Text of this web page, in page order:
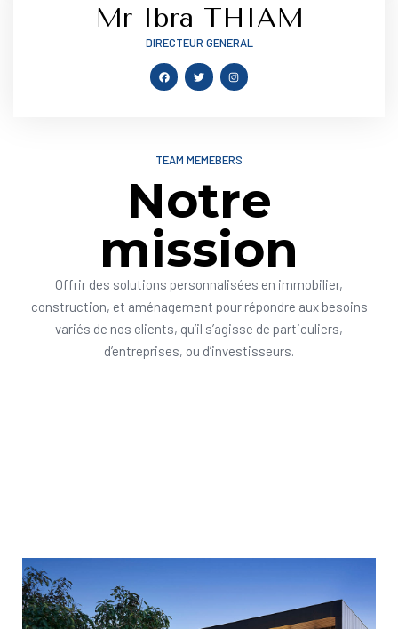
Mr Ibra THIAM
DIRECTEUR GENERAL
TEAM MEMEBERS
Notre
mission
Offrir des solutions personnalisées en immobilier,
construction, et aménagement pour répondre aux besoins
variés de nos clients, qu’il s’agisse de particuliers,
d’entreprises, ou d’investisseurs.